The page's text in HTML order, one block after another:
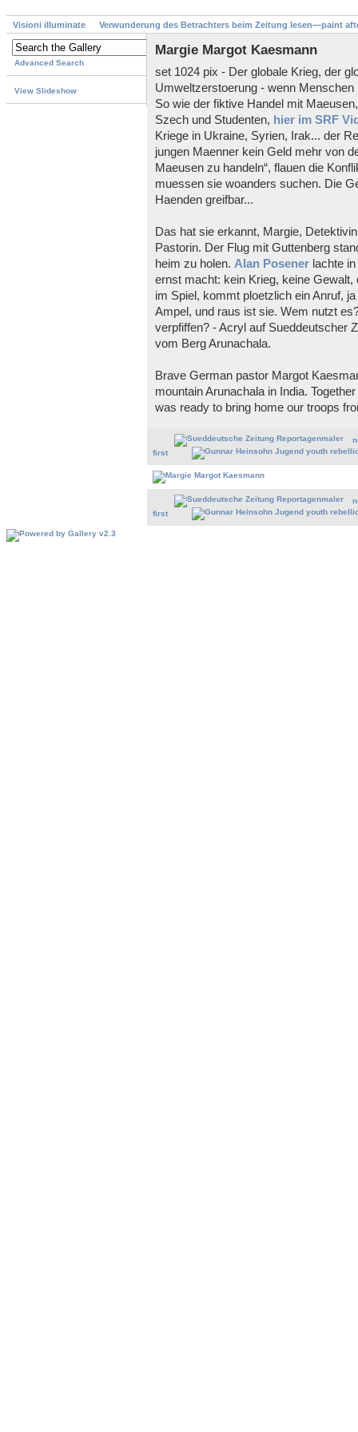
Visioni illuminate Verwunderung des Betrachters beim Zeitung lesen—paint
Advanced Search
View Slideshow
Margie Margot Kaesmann
set 1024 pix - Der globale Krieg, der
Umweltzerstoerung - wenn
So wie der fiktive Handel mit
Szech und Studenten, hier im SRF
Kriege in Ukraine, Syrien, Irak... der
jungen Maenner kein Geld mehr von
Maeusen zu handeln“, flauen die
muessen sie woanders suchen. Die
Haenden greifbar...
Das hat sie erkannt, Margie,
Pastorin. Der Flug mit Guttenberg
heim zu holen. Alan Posener lachte
ernst macht: kein Krieg, keine
im Spiel, kommt ploetzlich ein Anruf,
Ampel, und raus ist sie. Wem nutzt
verpfiffen? - Acryl auf Sueddeutscher
vom Berg Arunachala.
Brave German pastor Margot
mountain Arunachala in India.
was ready to bring home our troops
first
first